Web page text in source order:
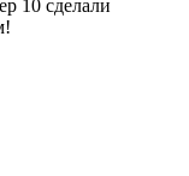
10 сделали